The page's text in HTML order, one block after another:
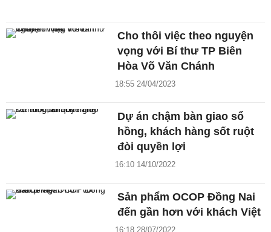
Cho thôi việc theo nguyện
vọng với Bí thư TP Biên
Hòa Võ Văn Chánh
18:55 24/04/2023
Dự án chậm bàn giao sổ
hồng, khách hàng sốt ruột
đòi quyền lợi
16:10 14/10/2022
Sản phẩm OCOP Đồng Nai
đến gần hơn với khách Việt
16:18 28/07/2022